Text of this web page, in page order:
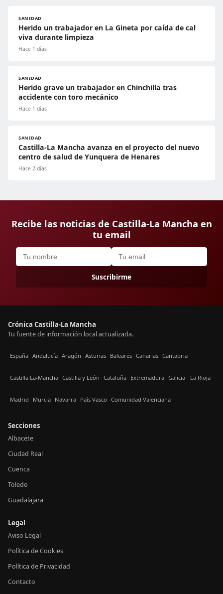
SANIDAD
Herido un trabajador en La Gineta por caída de cal
viva durante limpieza
Hace 1 días
SANIDAD
Herido grave un trabajador en Chinchilla tras
accidente con toro mecánico
Hace 1 días
SANIDAD
Castilla-La Mancha avanza en el proyecto del nuevo
centro de salud de Yunquera de Henares
Hace 2 días
Recibe las noticias de Castilla-La Mancha en
tu email
Suscribirme
Crónica Castilla-La Mancha
Tu fuente de información local actualizada.
España Andalucía Aragón Asturias Baleares Canarias Cantabria
Castilla La-Mancha Castilla y León Cataluña Extremadura Galicia La Rioja
Madrid Murcia Navarra País Vasco Comunidad Valenciana
Secciones
Albacete
Ciudad Real
Cuenca
Toledo
Guadalajara
Legal
Aviso Legal
Política de Cookies
Política de Privacidad
Contacto